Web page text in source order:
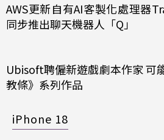
AWS更新自有AI客製化處理器
同步推出聊天機器人「Q」
Ubisoft聘僱新遊戲劇本作家 可
教條》系列作品
iPhone 18